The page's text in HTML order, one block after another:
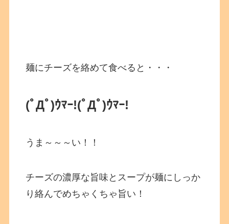
麺にチーズを絡めて食べると・・・
(ﾟДﾟ)ｳﾏｰ!(ﾟДﾟ)ｳﾏｰ!
うま～～～い！！
チーズの濃厚な旨味とスープが麺にしっか
り絡んでめちゃくちゃ旨い！